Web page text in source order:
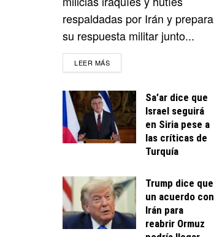
respaldadas por Irán y prepara
su respuesta militar junto...
LEER MÁSDETAILS
Sa’ar dice que
Israel seguirá
en Siria pese a
las críticas de
Turquía
Trump dice que
un acuerdo con
Irán para
reabrir Ormuz